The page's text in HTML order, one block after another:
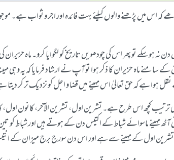
ہو سکے تو پھر اس کی چودھویں تاریخ کو لگوایا کرو۔ ماہ حزیران
سامنے ماہ حزیران کا ذکر ہوا تو آپ نے ارشاد فرمایا کہ یہ
ہے کہ حق تعالیٰ اس مہینے میں قضا و اجل کو نزدیک تر کر دیتا
کی ترتیب کچھ اس طرح ہے۔ تشرین اول، تشرین الآخر، کانون اول،
آٹھ مہینے ماسوائے شباط کے اکتیس دن کے ہوتے ہیں اور